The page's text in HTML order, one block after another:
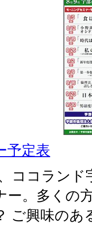
予定表
ココラン
ー。多くの
ご興味の